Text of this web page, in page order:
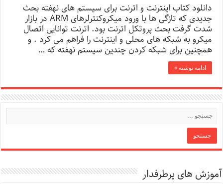
دانلود کتاب اینترنت و اترنت برای سیستم های نهفته بحث
جدیدی که تازگی ها با ورود میکروکنترلرهای ARM در بازار
شدت گرفت بحث پروتکل اترنت بود. اترنت توانایی اتصال
میکرو به شبکه های محلی و اینترنت را فراهم می کرد . و
همچنین برای شبکه کردن چندین سیستم نهفته که …
ادامه نوشته »
آموزش های پرطرفدار